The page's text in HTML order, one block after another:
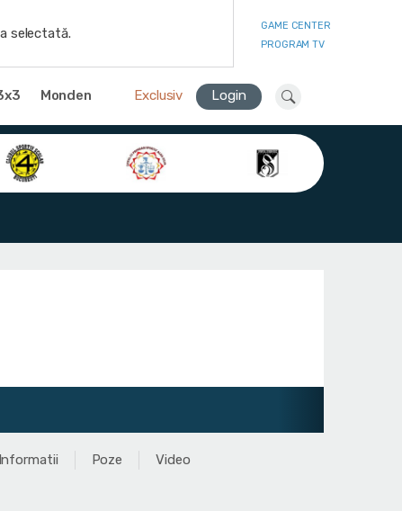
selectată.
GAME CENTER
PROGRAM TV
Monden Exclusiv Login
Informatii Poze Video